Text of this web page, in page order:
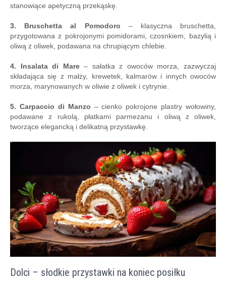
stanowiące apetyczną przekąskę.
3. Bruschetta al Pomodoro – klasyczna bruschetta,
przygotowana z pokrojonymi pomidorami, czosnkiem, bazylią i
oliwą z oliwek, podawana na chrupiącym chlebie.
4. Insalata di Mare– sałatka z owoców morza, zazwyczaj
składająca się z małży, krewetek, kalmarów i innych owoców
morza, marynowanych w oliwie z oliwek i cytrynie.
5. Carpaccio di Manzo – cienko pokrojone plastry wołowiny,
podawane z rukolą, płatkami parmezanu i oliwą z oliwek,
tworzące elegancką i delikatną przystawkę.
Dolci – słodkie przystawki na koniec posiłku